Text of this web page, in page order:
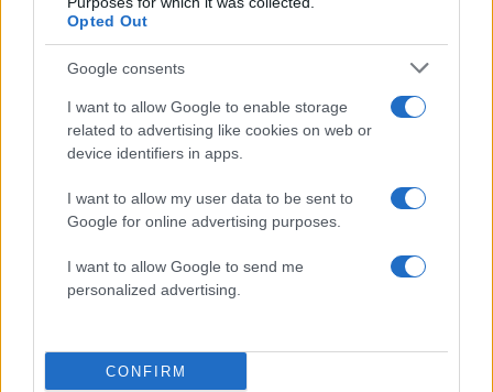
Opted Out
Google consents
I want to allow Google to enable storage
related to advertising like cookies on web or
device identifiers in apps.
I want to allow my user data to be sent to
Google for online advertising purposes.
I want to allow Google to send me
personalized advertising.
CONFIRM
Σχόλια
Σχολίασε εδώ
ελικοπτέρου στο
Σαρακήνικο
στους 39°C - Την